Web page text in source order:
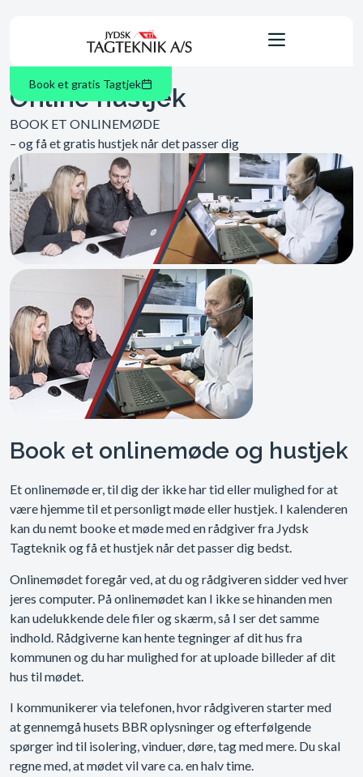
Book et gratis Tagtjek
Online hustjek
BOOK ET ONLINEMØDE
– og få et gratis hustjek når det passer dig
Book et onlinemøde og hustjek
Et onlinemøde er, til dig der ikke har tid eller mulighed for at
være hjemme til et personligt møde eller hustjek. I kalenderen
kan du nemt booke et møde med en rådgiver fra Jydsk
Tagteknik og få et hustjek når det passer dig bedst.
Onlinemødet foregår ved, at du og rådgiveren sidder ved hver
jeres computer. På onlinemødet kan I ikke se hinanden men
kan udelukkende dele filer og skærm, så I ser det samme
indhold. Rådgiverne kan hente tegninger af dit hus fra
kommunen og du har mulighed for at uploade billeder af dit
hus til mødet.
I kommunikerer via telefonen, hvor rådgiveren starter med
at gennemgå husets BBR oplysninger og efterfølgende
spørger ind til isolering, vinduer, døre, tag med mere. Du skal
regne med, at mødet vil vare ca. en halv time.